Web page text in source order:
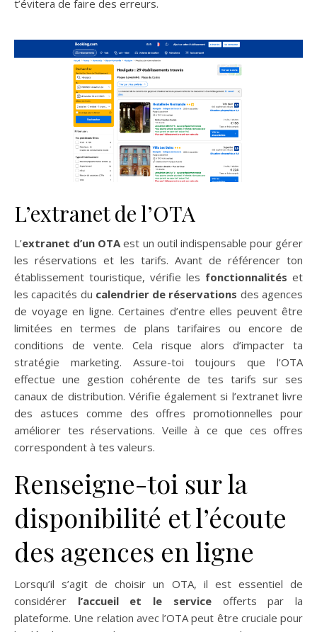
t’évitera de faire des erreurs.
L’extranet de l’OTA
L’extranet d’un OTAest un outil indispensable pour gérer
les réservations et les tarifs. Avant de référencer ton
établissement touristique, vérifie les fonctionnalités et
les capacités du calendrier de réservations des agences
de voyage en ligne. Certaines d’entre elles peuvent être
limitées en termes de plans tarifaires ou encore de
conditions de vente. Cela risque alors d’impacter ta
stratégie marketing. Assure-toi toujours que l’OTA
effectue une gestion cohérente de tes tarifs sur ses
canaux de distribution. Vérifie également si l’extranet livre
des astuces comme des offres promotionnelles pour
améliorer tes réservations. Veille à ce que ces offres
correspondent à tes valeurs.
Renseigne-toi sur la
disponibilité et l’écoute
des agences en ligne
Lorsqu’il s’agit de choisir un OTA, il est essentiel de
considérer l’accueil et le serviceofferts par la
plateforme. Une relation avec l’OTA peut être cruciale pour